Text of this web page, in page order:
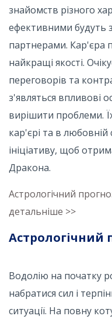
знайомств різного
ефективними будуть
партнерами. Кар'єра
найкращі якості.
переговорів та
з'являться впливові
вирішити проблеми.
кар'єрі та в любовній
ініціативу, щоб
Дракона.
Астрологічний
детальніше >>
Астрологічний
Водолію на початку
набратися сил і
ситуації. На повну